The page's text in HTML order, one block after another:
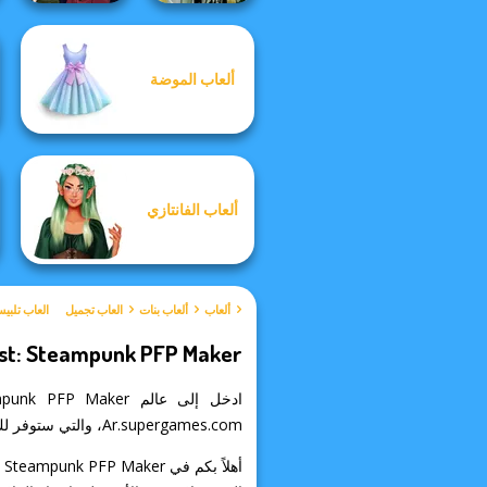
Manga Creator
Vampire Hunter
P...
Dark Mage
ألعاب الموضة
ألعاب الفانتازي
ألعاب ألعاب بنات العاب تجميل العاب
Steampunk PFP Maker
Ar.supergames.com، والتي ستوفر لك ساعات من المرح والاسترخاء خلال يومك. جرب الآن واحدة من أفضل العاب تلبيس!
أهلاً بكم في The Alchemist: Steampunk PFP Maker، لعبة مميزة في عالم